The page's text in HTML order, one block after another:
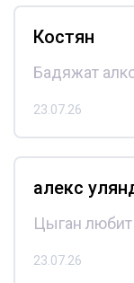
Костян
Бадяжат
23.07.26
алекс
Цыган
23.07.26